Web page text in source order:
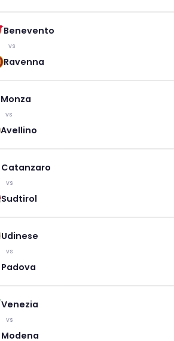
Benevento
vs
Ravenna
Monza
vs
Avellino
Catanzaro
vs
Sudtirol
Udinese
vs
Padova
Venezia
vs
Modena